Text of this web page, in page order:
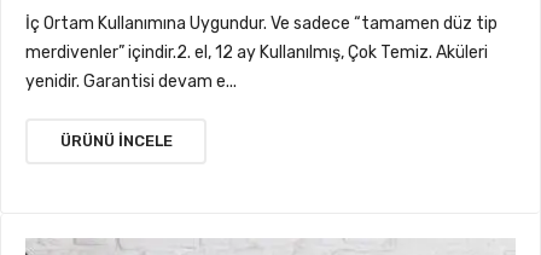
İç Ortam Kullanımına Uygundur. Ve sadece “tamamen düz tip
merdivenler” içindir.2. el, 12 ay Kullanılmış, Çok Temiz. Aküleri
yenidir. Garantisi devam e...
ÜRÜNÜ İNCELE